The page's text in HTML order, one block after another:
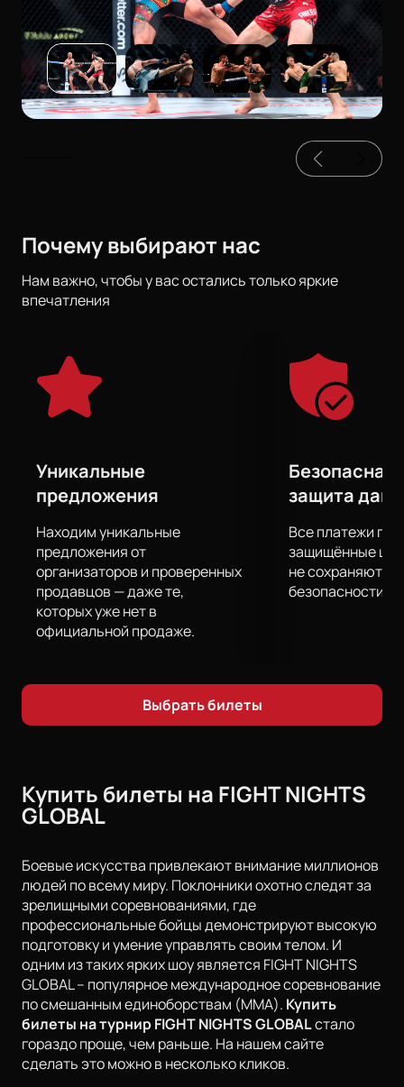
Почему выбирают нас
Нам важно, чтобы у вас остались только яркие
впечатления
Уникальные
предложения
Находим уникальные
предложения от
организаторов и проверенных
продавцов — даже те,
которых уже нет в
официальной продаже.
Безопасная
защита
Все платежи
защищённые
не сохраняются
безопасности.
Выбрать билеты
Купить билеты на FIGHT NIGHTS
GLOBAL
Боевые искусства привлекают внимание миллионов
людей по всему миру. Поклонники охотно следят за
зрелищными соревнованиями, где
профессиональные бойцы демонстрируют высокую
подготовку и умение управлять своим телом. И
одним из таких ярких шоу является FIGHT NIGHTS
GLOBAL – популярное международное соревнование
по смешанным единоборствам (MMA). Купить
билеты на турнир FIGHT NIGHTS GLOBALстало
гораздо проще, чем раньше. На нашем сайте
сделать это можно в несколько кликов.